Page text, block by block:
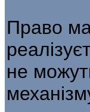
Право
не